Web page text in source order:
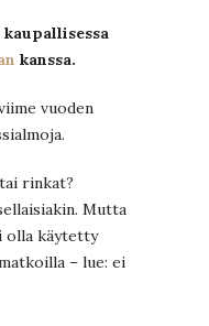
kanssa.
vuoden
rinkat?
Mutta
olla käytetty
– lue: ei